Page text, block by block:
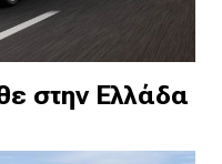
στην Ελλάδα